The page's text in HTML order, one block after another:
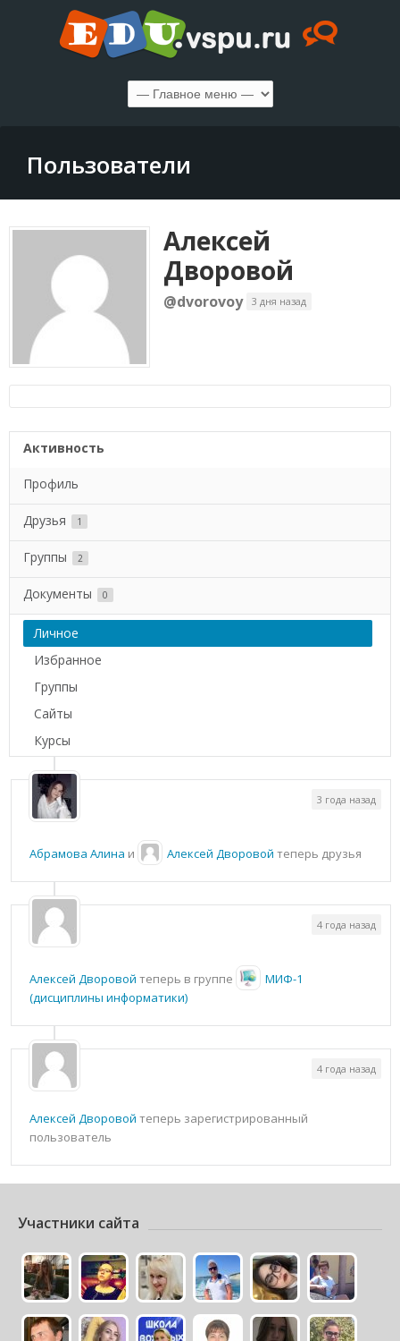
Пользователи
Алексей
Дворовой
@dvorovoy 3 дня назад
Активность
Профиль
Друзья 1
Группы 2
Документы 0
Личное
Избранное
Группы
Сайты
Курсы
Абрамова Алина и Алексей Дворовой теперь друзья
3 года назад
Алексей Дворовой теперь в группе
МИФ-1
(дисциплины информатики)
4 года назад
Алексей Дворовой теперь зарегистрированный
пользователь
4 года назад
Участники сайта